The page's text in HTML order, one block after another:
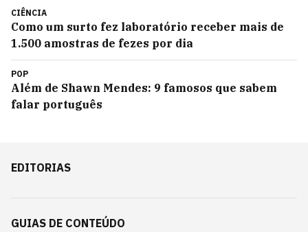
CIÊNCIA
Como um surto fez laboratório receber mais de
1.500 amostras de fezes por dia
POP
Além de Shawn Mendes: 9 famosos que sabem
falar português
EDITORIAS
GUIAS DE CONTEÚDO